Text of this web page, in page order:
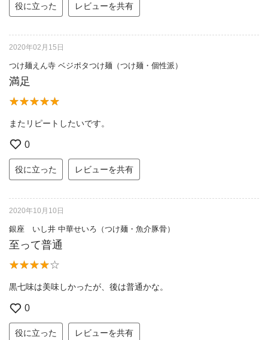
役に立った レビューを共有
2020年02月15日
つけ麺えん寺 ベジポタつけ麺（つけ麺・個性派）
満足
またリピートしたいです。
0
役に立った レビューを共有
2020年10月10日
銀座 いし井 中華せいろ（つけ麺・魚介豚骨）
至って普通
黒七味は美味しかったが、後は普通かな。
0
役に立った レビューを共有